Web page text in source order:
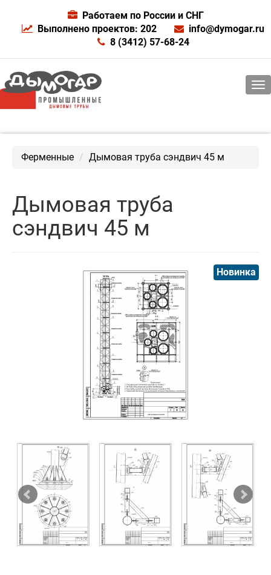
Работаем по России и СНГ
Выполнено проектов: 202
info@dymogar.ru
8 (3412) 57-68-24
Ферменные Дымовая труба сэндвич 45 м
Дымовая труба
сэндвич 45 м
Новинка